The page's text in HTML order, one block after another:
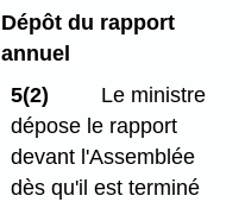
Dépôt du rapport
annuel
5(2)
Le ministre
dépose le rapport
devant l'Assemblée
dès qu'il est terminé